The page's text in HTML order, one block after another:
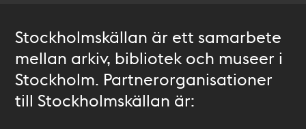
Stockholmskällan är ett samarbete
mellan arkiv, bibliotek och museer i
Stockholm. Partnerorganisationer
till Stockholmskällan är: